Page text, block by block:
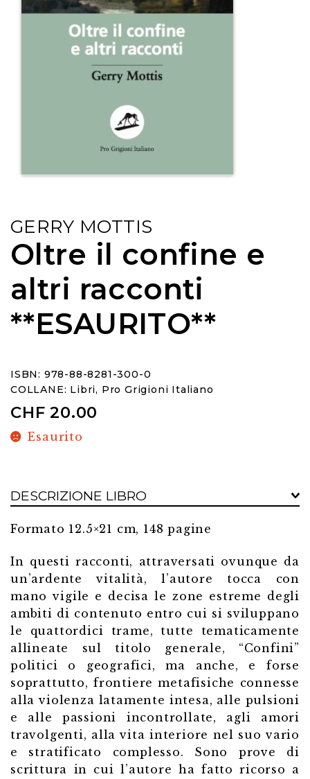
GERRY MOTTIS
Oltre il confine e
altri racconti
**ESAURITO**
ISBN: 978-88-8281-300-0
COLLANE: Libri, Pro Grigioni Italiano
CHF 20.00
Esaurito
DESCRIZIONE LIBRO
Formato 12.5×21 cm, 148 pagine
In questi racconti, attraversati ovunque da
un’ardente vitalità, l’autore tocca con
mano vigile e decisa le zone estreme degli
ambiti di contenuto entro cui si sviluppano
le quattordici trame, tutte tematicamente
allineate sul titolo generale, “Confini”
politici o geografici, ma anche, e forse
soprattutto, frontiere metafisiche connesse
alla violenza latamente intesa, alle pulsioni
e alle passioni incontrollate, agli amori
travolgenti, alla vita interiore nel suo vario
e stratificato complesso. Sono prove di
scrittura in cui l’autore ha fatto ricorso a